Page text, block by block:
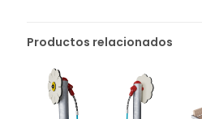
Productos relacionados